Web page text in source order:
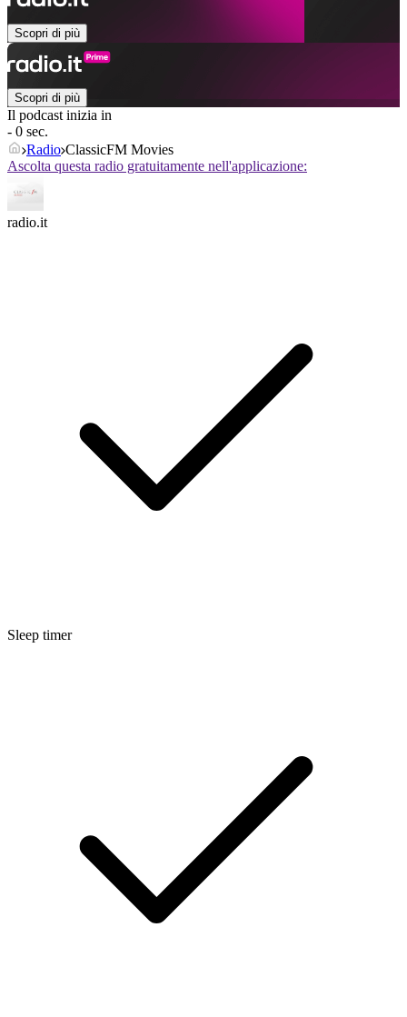
Scopri di più
Scopri di più
Il podcast inizia in
- 0 sec.
Radio ClassicFM Movies
Ascolta questa radio gratuitamente nell'applicazione:
radio.it
Sleep timer